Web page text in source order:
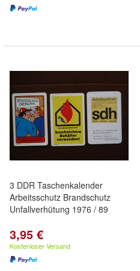
3 DDR Taschenkalender
Arbeitsschutz Brandschutz
Unfallverhütung 1976 / 89
3,95 €
Kostenloser Versand